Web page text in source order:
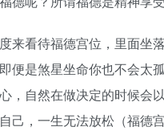
来看待福德宫位，里面坐
便是煞星坐命你也不会太
，自然在做决定的时候会
己，一生无法放松（福德